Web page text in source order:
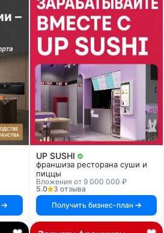
UP SUSHI
франшиза ресторана суши и
пиццы
Вложения от 9 000 000 ₽
5.0
3 отзыва
Получить бизнес-план